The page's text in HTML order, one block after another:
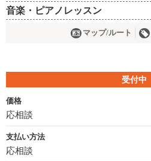
音楽・ピアノレッスン
マップ/ルート
受付中
価格
応相談
支払い方法
応相談